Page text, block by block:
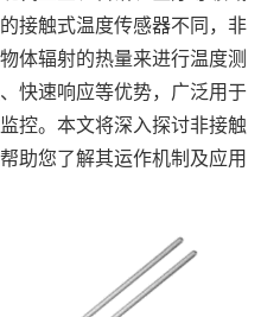
接触式温度传感器不同，非
体辐射的热量来进行温度测
快速响应等优势，广泛用于
控。本文将深入探讨非接触
助您了解其运作机制及应用